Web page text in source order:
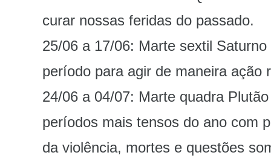
curar nossas feridas do passado.
25/06 a 17/06: Marte sextil
período para agir de maneira ação
24/06 a 04/07: Marte quadra
períodos mais tensos do ano com
da violência, mortes e questões